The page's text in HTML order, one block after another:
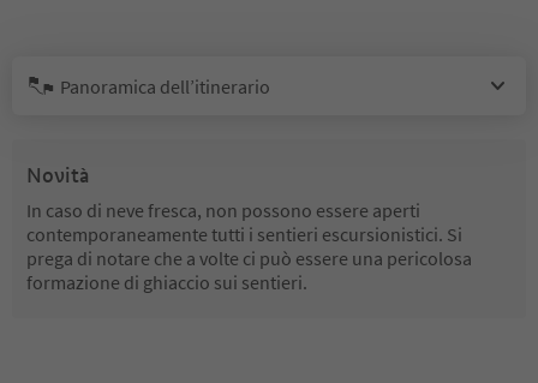
Panoramica dell’itinerario
Novità
In caso di neve fresca, non possono essere aperti
contemporaneamente tutti i sentieri escursionistici. Si
prega di notare che a volte ci può essere una pericolosa
formazione di ghiaccio sui sentieri.